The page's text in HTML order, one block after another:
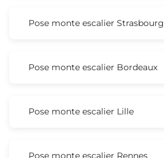
Pose monte escalier Strasbourg
Pose monte escalier Bordeaux
Pose monte escalier Lille
Pose monte escalier Rennes